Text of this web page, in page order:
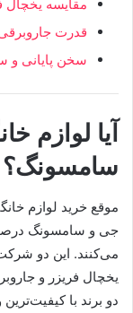
مقایسه
قدرت
سخن پایانی و
آیا لوازم
سامسونگ؟
موقع خرید لوازم
جی و سامسونگ درصد
می‌کنند. این دو
یخچال فریزر و
دو برند با